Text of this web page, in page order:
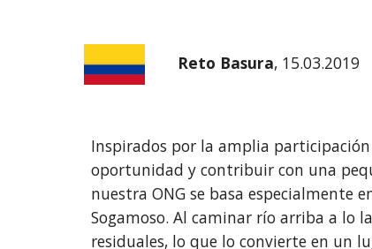
Reto Basura, 15.03.2019
Inspirados por la amplia
oportunidad y contribuir con una
nuestra ONG se basa especialmente
Sogamoso. Al caminar río arriba a lo
residuales, lo que lo convierte en un